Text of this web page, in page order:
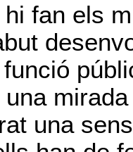
hi fan els
una
una